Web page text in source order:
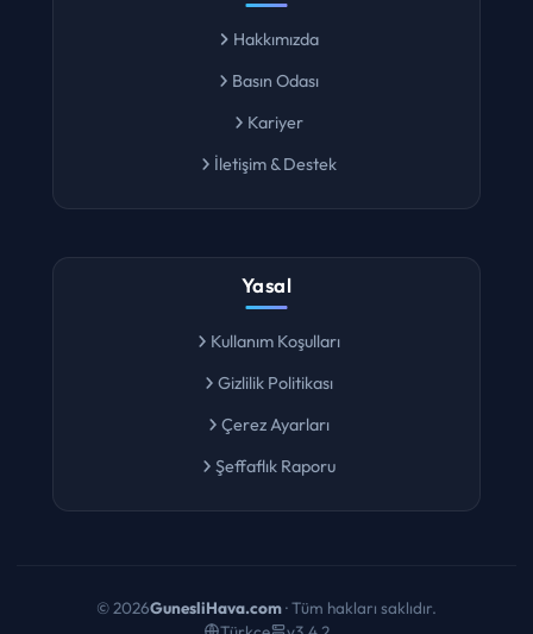
Hakkımızda
Basın Odası
Kariyer
İletişim & Destek
Yasal
Kullanım Koşulları
Gizlilik Politikası
Çerez Ayarları
Şeffaflık Raporu
© 2026GunesliHava.com· Tüm hakları saklıdır.